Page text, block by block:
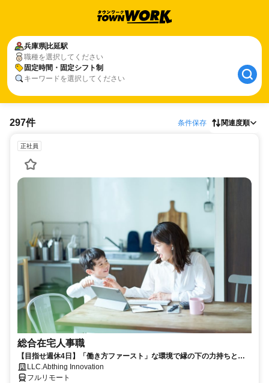
兵庫県 比延駅
職種を選択してください
固定時間・固定シフト制
キーワードを選択してください
297件 条件保存 関連度順
正社員
総合在宅人事職
【目指せ週休4日】「働き方ファースト」な環境で縁の下の力持ちとし
て活躍する人事ポジション｜20代30代活躍中
LLC.Abthing Innovation
フルリモート